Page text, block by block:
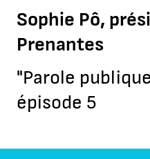
Sophie Pô,
Prenantes
"Parole
épisode 5